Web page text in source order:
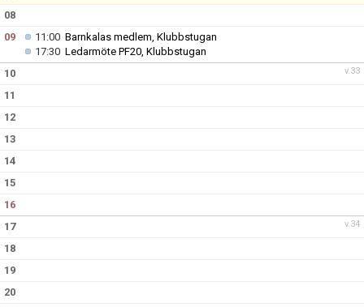
08
09
11:00 Barnkalas medlem, Klubbstugan
17:30 Ledarmöte PF20, Klubbstugan
v.33
10
11
12
13
14
15
16
v.34
17
18
19
20